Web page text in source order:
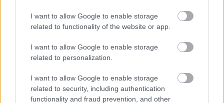
I want to allow Google to enable storage
related to functionality of the website or app.
I want to allow Google to enable storage
related to personalization.
I want to allow Google to enable storage
related to security, including authentication
functionality and fraud prevention, and other